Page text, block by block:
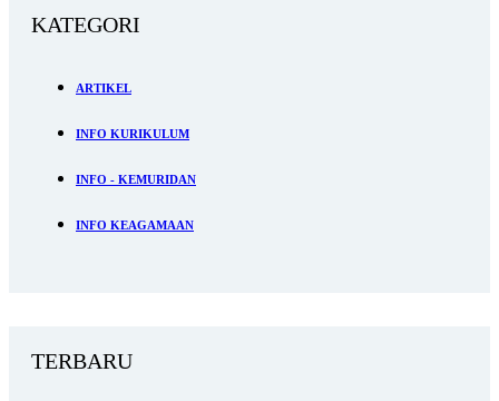
KATEGORI
ARTIKEL
INFO KURIKULUM
INFO - KEMURIDAN
INFO KEAGAMAAN
TERBARU